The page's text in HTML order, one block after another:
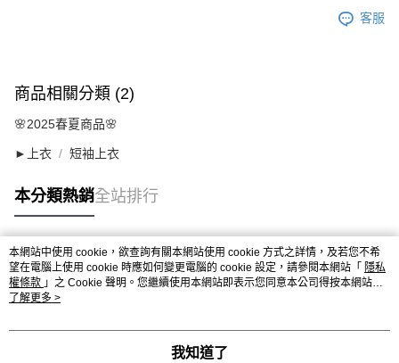
客服
商品相關分類 (2)
🌸2025春夏商品🌸
►上衣 短袖上衣
本分類熱銷全站排行
熱門標籤
本網站中使用 cookie，欲查詢有關本網站使用 cookie 方式之詳情，及若您不希
望在電腦上使用 cookie 時應如何變更電腦的 cookie 設定，請參閱本網站「 隱私
權條款 」之 Cookie 聲明。您繼續使用本網站即表示您同意本公司得按本網站使
用條款之 Cookie 聲明使用 cookie。
了解更多 >
我知道了